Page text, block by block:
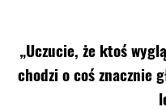
„Uczucie, że ktoś
chodzi o coś znacznie